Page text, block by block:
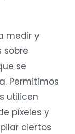
medir y
sobre
se
Permitimos
utilicen
píxeles y
ciertos